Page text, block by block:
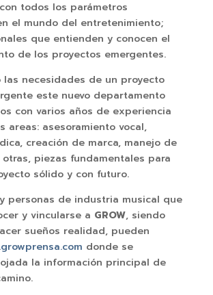
todos los parámetros
el mundo del entretenimiento;
que entienden y conocen el
de los proyectos emergentes.
las necesidades de un proyecto
este nuevo departamento
con varios años de experiencia
areas: asesoramiento vocal,
creación de marca, manejo de
piezas fundamentales para
sólido y con futuro.
personas de industria musical que
y vincularse a GROW, siendo
sueños realidad, pueden
donde se
la información principal de